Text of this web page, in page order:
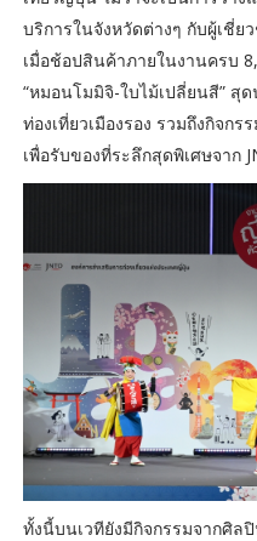
บริการในจังหวัดต่างๆ กับผู้เชี่
เมื่อช้อปสินค้าภายในงานครบ
“หมอนโมมิจิ-ใบไม้เปลี่ยนสี” สุ
ท่องเที่ยวเมืองรอง รวมถึงกิจก
เพื่อรับของที่ระลึกสุดพิเศษจาก
ทั้งนี้บนเวทียังมีกิจกรรมจากศิล